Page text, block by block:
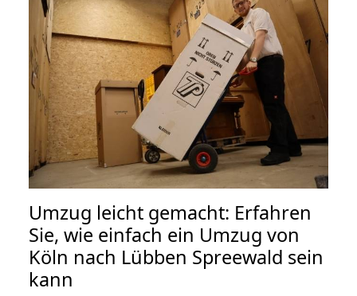
Umzug leicht gemacht: Erfahren
Sie, wie einfach ein Umzug von
Köln nach Lübben Spreewald sein
kann